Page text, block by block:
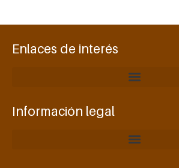
Enlaces de interés
Información legal